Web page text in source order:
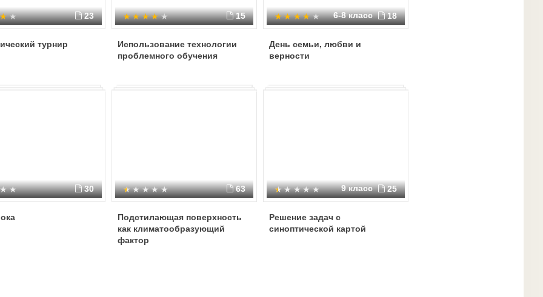
23
турнир
15
Использование технологии
проблемного обучения
6-8 класс 18
День семьи, любви и
верности
30 63
Подстилающая поверхность
как климатообразующий
фактор
9 класс 25
Решение задач с
синоптической картой